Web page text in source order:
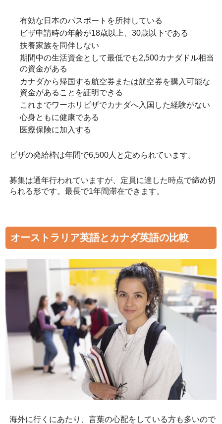
有効な日本のパスポートを所持している
ビザ申請時の年齢が18歳以上、30歳以下である
扶養家族を同伴しない
期間中の生活資金として最低でも2,500カナダドル相当
の資金がある
カナダから帰国する航空券または航空券を購入可能な
資金があることを証明できる
これまでワーホリビザでカナダへ入国した経験がない
心身ともに健康である
医療保険に加入する
ビザの発給枠は年間で6,500人と定められています。
募集は通年行われていますが、定員に達した時点で締め切
られる形です。最長で1年間滞在できます。
オーストラリア英語とカナダ英語の比較
海外に行くにあたり、言葉の心配をしている方も多いので